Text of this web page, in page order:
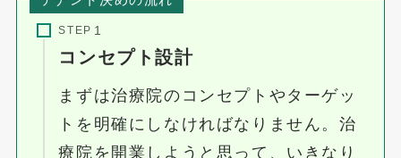
STEP
コンセプト設計
まずは治療院のコンセプトやターゲッ
トを明確にしなければなりません。治
療院を開業しようと思って、いきなり